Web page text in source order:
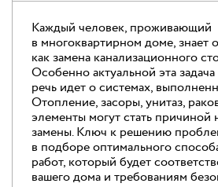
Каждый человек, проживающий
в многоквартирном доме, знает
как замена канализационного
Особенно актуальной эта задача
речь идет о системах,
Отопление, засоры, унитаз,
элементы могут стать
замены. Ключ к решению
в подборе оптимального
работ, который будет
вашего дома и требованиям